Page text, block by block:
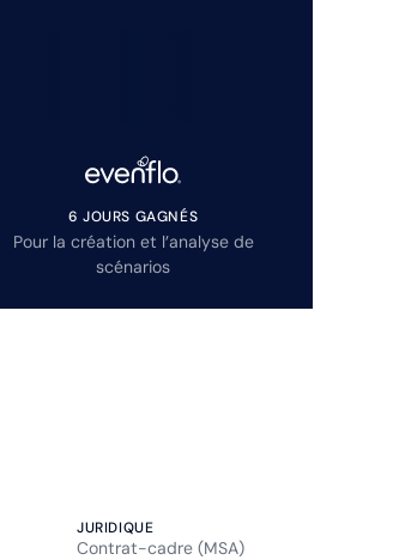
6 JOURS GAGNÉS
Pour la création et l’analyse de
scénarios
JURIDIQUE
Contrat-cadre (MSA)